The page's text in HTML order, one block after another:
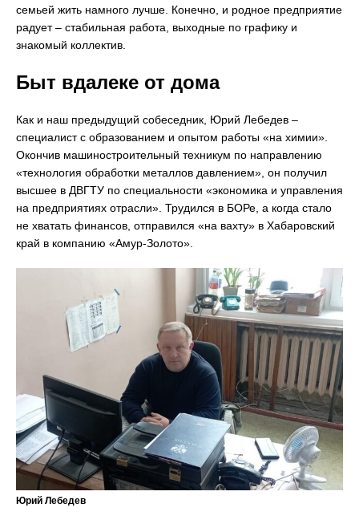
семьей жить намного лучше. Конечно, и родное предприятие
радует – стабильная работа, выходные по графику и
знакомый коллектив.
Быт вдалеке от дома
Как и наш предыдущий собеседник, Юрий Лебедев –
специалист с образованием и опытом работы «на химии».
Окончив машиностроительный техникум по направлению
«технология обработки металлов давлением», он получил
высшее в ДВГТУ по специальности «экономика и управления
на предприятиях отрасли». Трудился в БОРе, а когда стало
не хватать финансов, отправился «на вахту» в Хабаровский
край в компанию «Амур-Золото».
Юрий Лебедев